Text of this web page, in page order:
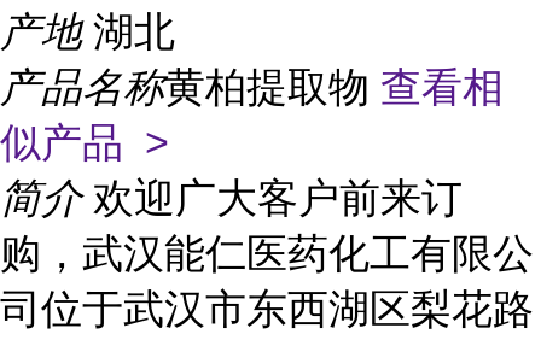
产地 湖北
产品名称黄柏提取物 查看相
似产品 >
简介 欢迎广大客户前来订
购，武汉能仁医药化工有限公
司位于武汉市东西湖区梨花路